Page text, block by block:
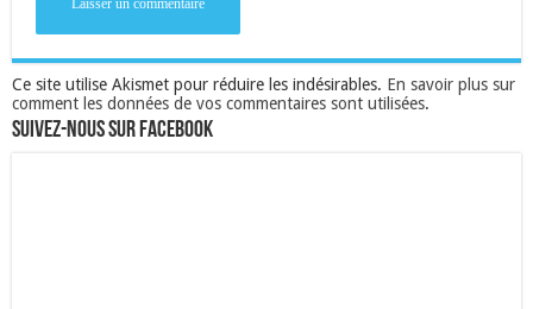
Ce site utilise Akismet pour réduire les indésirables. En savoir plus sur
comment les données de vos commentaires sont utilisées.
Suivez-nous sur Facebook